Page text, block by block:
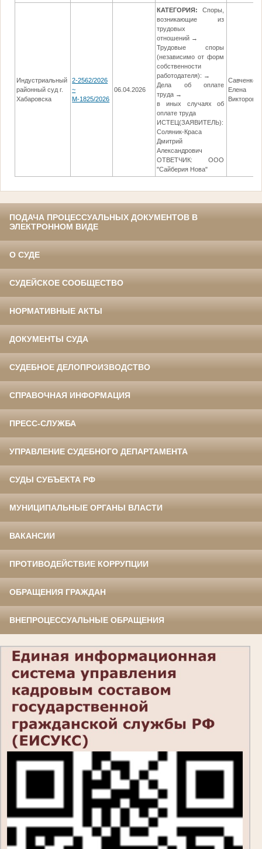
Индустриальный
районный суд г.
Хабаровска
2-2562/2026
~
М-1825/2026
06.04.2026
КАТЕГОРИЯ:
Споры,
возникающие из
трудовых
отношений →
Трудовые споры
(независимо от форм
собственности
работодателя): →
Дела об оплате
труда →
в иных случаях об
оплате труда
ИСТЕЦ(ЗАЯВИТЕЛЬ):
Соляник-Краса
Дмитрий
Александрович
ОТВЕТЧИК: ООО
"Сайберия Нова"
Савченко
Елена
ПОДАЧА ПРОЦЕССУАЛЬНЫХ ДОКУМЕНТОВ В
ЭЛЕКТРОННОМ ВИДЕ
О СУДЕ
СУДЕЙСКОЕ СООБЩЕСТВО
НОРМАТИВНЫЕ АКТЫ
ДОКУМЕНТЫ СУДА
СУДЕБНОЕ ДЕЛОПРОИЗВОДСТВО
СПРАВОЧНАЯ ИНФОРМАЦИЯ
ПРЕСС-СЛУЖБА
УПРАВЛЕНИЕ СУДЕБНОГО ДЕПАРТАМЕНТА
СУДЫ СУБЪЕКТА РФ
МУНИЦИПАЛЬНЫЕ ОРГАНЫ ВЛАСТИ
ВАКАНСИИ
ПРОТИВОДЕЙСТВИЕ КОРРУПЦИИ
ОБРАЩЕНИЯ ГРАЖДАН
ВНЕПРОЦЕССУАЛЬНЫЕ ОБРАЩЕНИЯ